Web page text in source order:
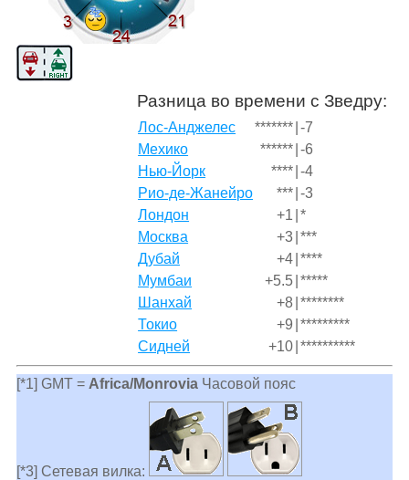
Разница во времени с Зведру:
Лос-Анджелес ******* -7
Мехико
****** -6
Нью-Йорк
**** -4
Рио-де-Жанейро
*** -3
Лондон
+1 *
Москва
+3 ***
Дубай
+4 ****
Мумбаи
+5.5 *****
Шанхай
+8 ********
Токио
+9 *********
Сидней
+10 **********
[*1] GMT = Africa/MonroviaЧасовой пояс
[*3] Сетевая вилка: